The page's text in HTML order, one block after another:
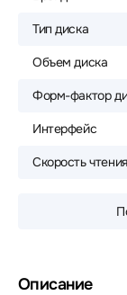
Тип диска
Объем диска
Форм-фактор
Интерфейс
Скорость чтения
Описание